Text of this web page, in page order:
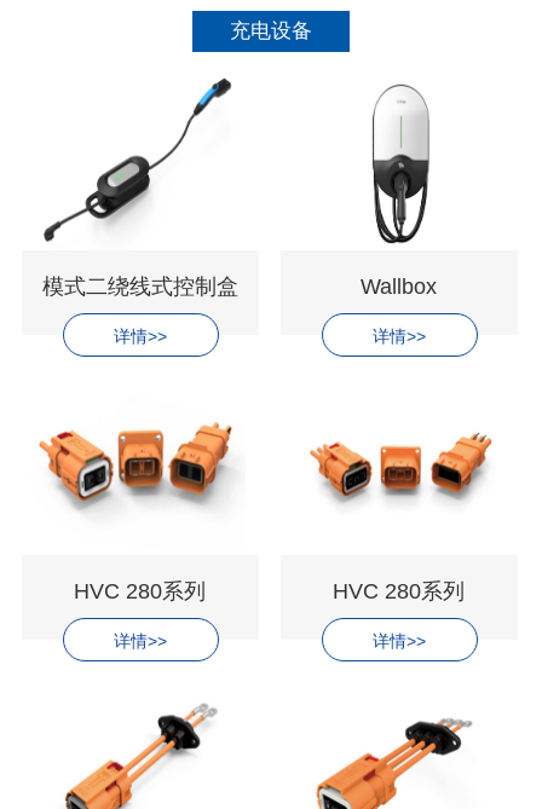
充电设备
模式二绕线式控制盒
详情>>
Wallbox
详情>>
HVC 280系列
详情>>
HVC 280系列
详情>>